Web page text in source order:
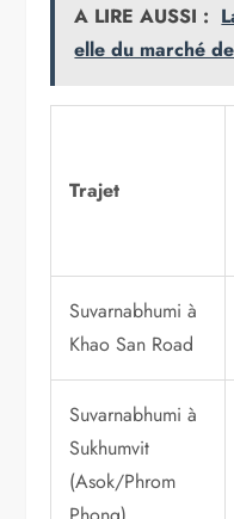
A LIRE AUSSI :
elle du marché
Trajet
Suvarnabhumi à
Khao San Road
Suvarnabhumi à
Sukhumvit
(Asok/Phrom